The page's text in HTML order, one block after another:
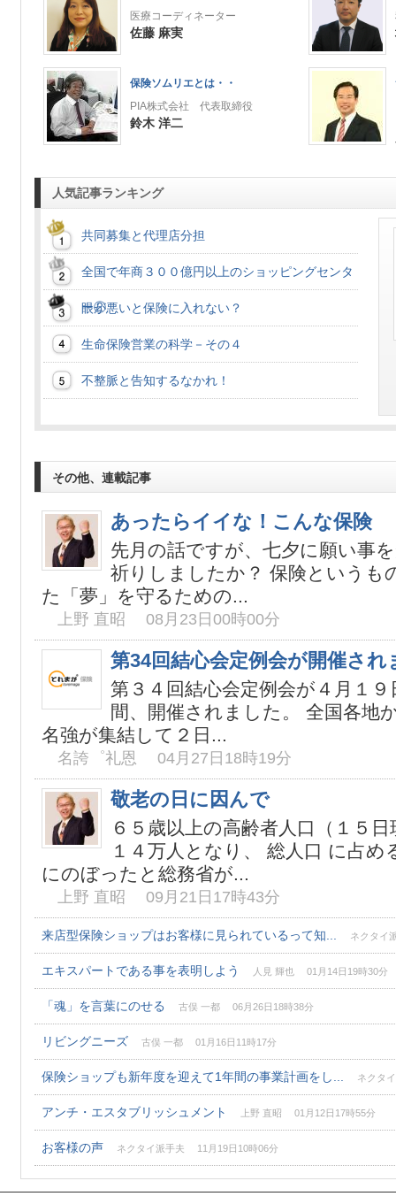
医療コーディネーター
佐藤 麻実
保険ソムリエとは・・
PIA株式会社 代表取締役
鈴木 洋二
人気記事ランキング
共同募集と代理店分担
全国で年商３００億円以上のショッピングセンタ
ー②
眼が悪いと保険に入れない？
生命保険営業の科学－その４
不整脈と告知するなかれ！
その他、連載記事
あったらイイな！こんな保険
先月の話ですが、七夕に願い事
祈りしましたか？ 保険というも
た「夢」を守るための...
上野 直昭 08月23日00時00分
第34回結心会定例会が開催され
第３４回結心会定例会が４月１
間、開催されました。 全国各地
名強が集結して２日...
名誇゜礼恩 04月27日18時19分
敬老の日に因んで
６５歳以上の高齢者人口（１５
１４万人となり、 総人口 に占め
にのぼったと総務省が...
上野 直昭 09月21日17時43分
来店型保険ショップはお客様に見られているって知... ネクタイ
エキスパートである事を表明しよう 人見 輝也 01月14日19時30分
「魂」を言葉にのせる 古俣 一都 06月26日18時38分
リビングニーズ 古俣 一都 01月16日11時17分
保険ショップも新年度を迎えて1年間の事業計画をし... ネクタ
アンチ・エスタブリッシュメント 上野 直昭 01月12日17時55分
お客様の声 ネクタイ派手夫 11月19日10時06分